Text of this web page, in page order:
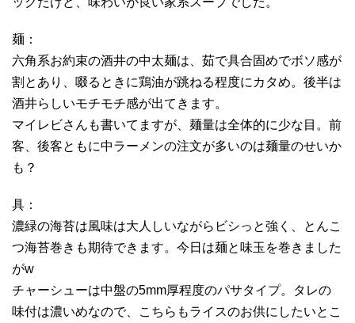
麺：
六角系お約束の酒井の中太麺は、茹で具合固めでボソ感が
割とあり、啜るときに鶏油が跳ねる程度にカタめ。後半は
酒井らしいモチモチ感が出てきます。
マイレビさんも書いてますが、麺量は全体的に少な目。前
客、後客ともに中ラーメンの注文が多いのは麺量のせいか
も？
具：
濃緑の海苔は風味は大人しいながらビシっと強く、とんこ
つ海苔巻きも期待できます。今日は麺と味玉を巻きました
がw
チャーシューは中盤の5mm厚程度のパサタイプ。タレの
味付は濃いめなので、こちらもライスのお供にしたいとこ